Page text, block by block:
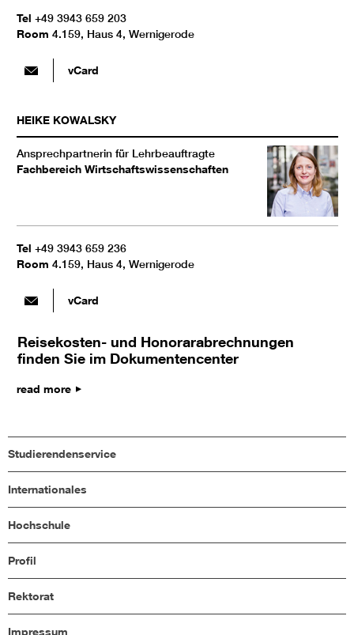
Tel +49 3943 659 203
Room 4.159, Haus 4, Wernigerode
vCard
HEIKE KOWALSKY
Ansprechpartnerin für Lehrbeauftragte
Fachbereich Wirtschaftswissenschaften
Tel +49 3943 659 236
Room 4.159, Haus 4, Wernigerode
vCard
Reisekosten- und Honorarabrechnungen
finden Sie im Dokumentencenter
read more
Studierendenservice
Internationales
Hochschule
Profil
Rektorat
Impressum